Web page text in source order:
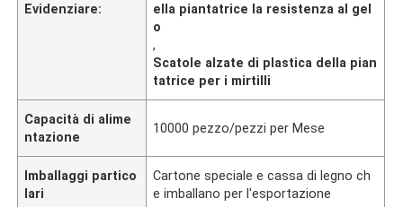
Evidenziare:
ella piantatrice la resistenza al gel
o
,
Scatole alzate di plastica della pian
tatrice per i mirtilli
Capacità di alime
ntazione
10000 pezzo/pezzi per Mese
Imballaggi partico
lari
Cartone speciale e cassa di legno ch
e imballano per l'esportazione